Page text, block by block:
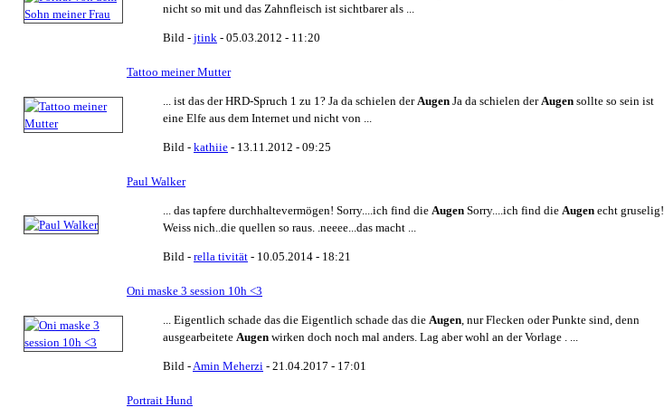
nicht so mit und das Zahnfleisch ist sichtbarer als ...
Bild - jtink - 05.03.2012 - 11:20
Tattoo meiner Mutter
... ist das der HRD-Spruch 1 zu 1? Ja da schielen derAugen Ja da schielen derAugen sollte so sein ist
eine Elfe aus dem Internet und nicht von ...
Bild - kathiie - 13.11.2012 - 09:25
Paul Walker
... das tapfere durchhaltevermögen! Sorry....ich find die Augen Sorry....ich find die Augen echt gruselig!
Weiss nich..die quellen so raus. .neeee...das macht ...
Bild - rella tivität - 10.05.2014 - 18:21
Oni maske 3 session 10h <3
... Eigentlich schade das die Eigentlich schade das die Augen, nur Flecken oder Punkte sind, denn
ausgearbeitete Augen wirken doch noch mal anders. Lag aber wohl an der Vorlage . ...
Bild -Amin Meherzi - 21.04.2017 - 17:01
Portrait Hund